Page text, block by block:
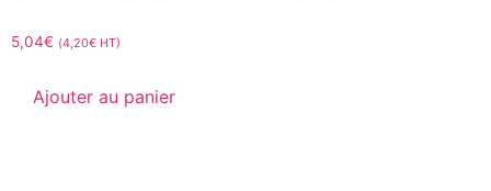
5,04€ (4,20€ HT)
Ajouter au panier